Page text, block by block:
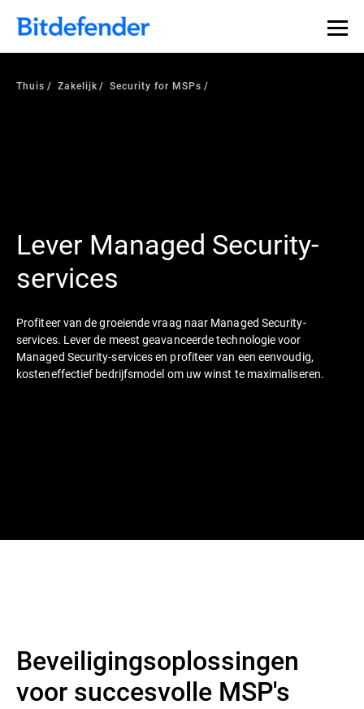
Thuis Zakelijk Security for MSPs
Lever Managed Security-
services
Profiteer van de groeiende vraag naar Managed Security-
services. Lever de meest geavanceerde technologie voor
Managed Security-services en profiteer van een eenvoudig,
kosteneffectief bedrijfsmodel om uw winst te maximaliseren.
Beveiligingsoplossingen
voor succesvolle MSP's